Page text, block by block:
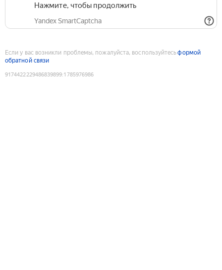
Нажмите, чтобы продолжить
Yandex SmartCaptcha
Если у вас возникли проблемы, пожалуйста, воспользуйтесьформой
обратной связи
9174422229486839899:1785976986